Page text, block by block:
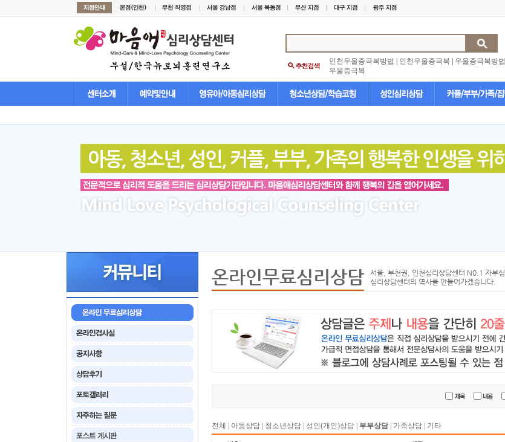
인천우울증극복방법 인천우울증극복 우울증극복방법
우울증극복
온라인무료심리상담
서울, 부천권, 인천심리상담센터 N0.1 자부심.
심리상담센터의 역사를 만들어가겠습니다.
전체 아동상담 청소년상담 성인(개인)상담 부부상담| 가족상담 기타